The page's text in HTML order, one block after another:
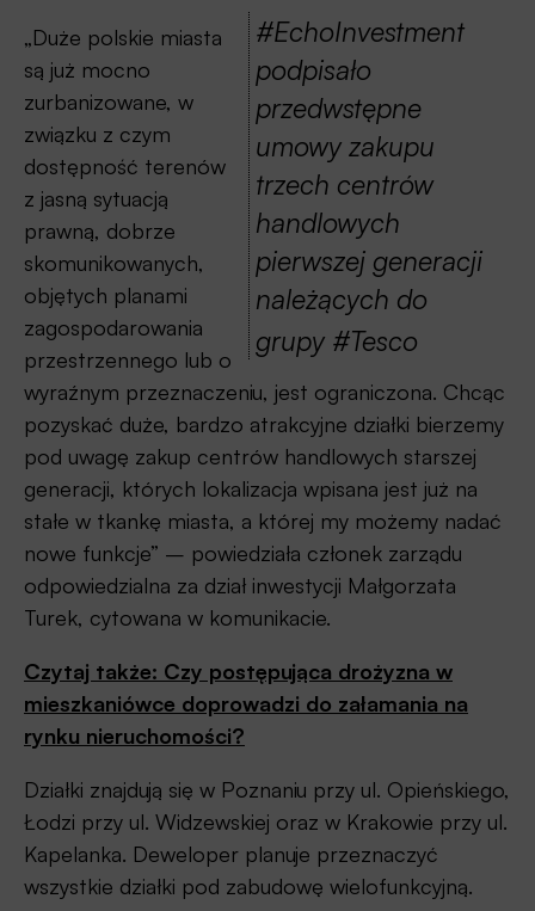
#EchoInvestment
podpisało
przedwstępne
umowy zakupu
trzech centrów
handlowych
pierwszej generacji
należących do
grupy #Tesco
„Duże polskie miasta
są już mocno
zurbanizowane, w
związku z czym
dostępność terenów
z jasną sytuacją
prawną, dobrze
skomunikowanych,
objętych planami
zagospodarowania
przestrzennego lub o
wyraźnym przeznaczeniu, jest ograniczona. Chcąc
pozyskać duże, bardzo atrakcyjne działki bierzemy
pod uwagę zakup centrów handlowych starszej
generacji, których lokalizacja wpisana jest już na
stałe w tkankę miasta, a której my możemy nadać
nowe funkcje” – powiedziała członek zarządu
odpowiedzialna za dział inwestycji Małgorzata
Turek, cytowana w komunikacie.
Czytaj także: Czy postępująca drożyzna w
mieszkaniówce doprowadzi do załamania na
rynku nieruchomości?
Działki znajdują się w Poznaniu przy ul. Opieńskiego,
Łodzi przy ul. Widzewskiej oraz w Krakowie przy ul.
Kapelanka. Deweloper planuje przeznaczyć
wszystkie działki pod zabudowę wielofunkcyjną.